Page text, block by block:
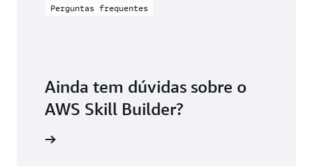
Perguntas frequentes
Ainda tem dúvidas sobre o
AWS Skill Builder?